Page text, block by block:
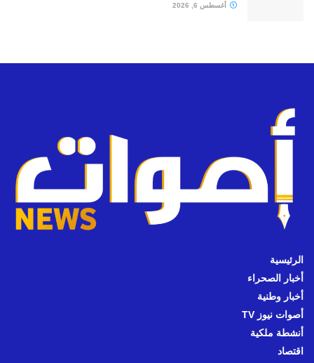
أغسطس 6, 2026
الرئيسية
أخبار الصحراء
أخبار وطنية
أصوات نيوز TV
أنشطة ملكية
اقتصاد